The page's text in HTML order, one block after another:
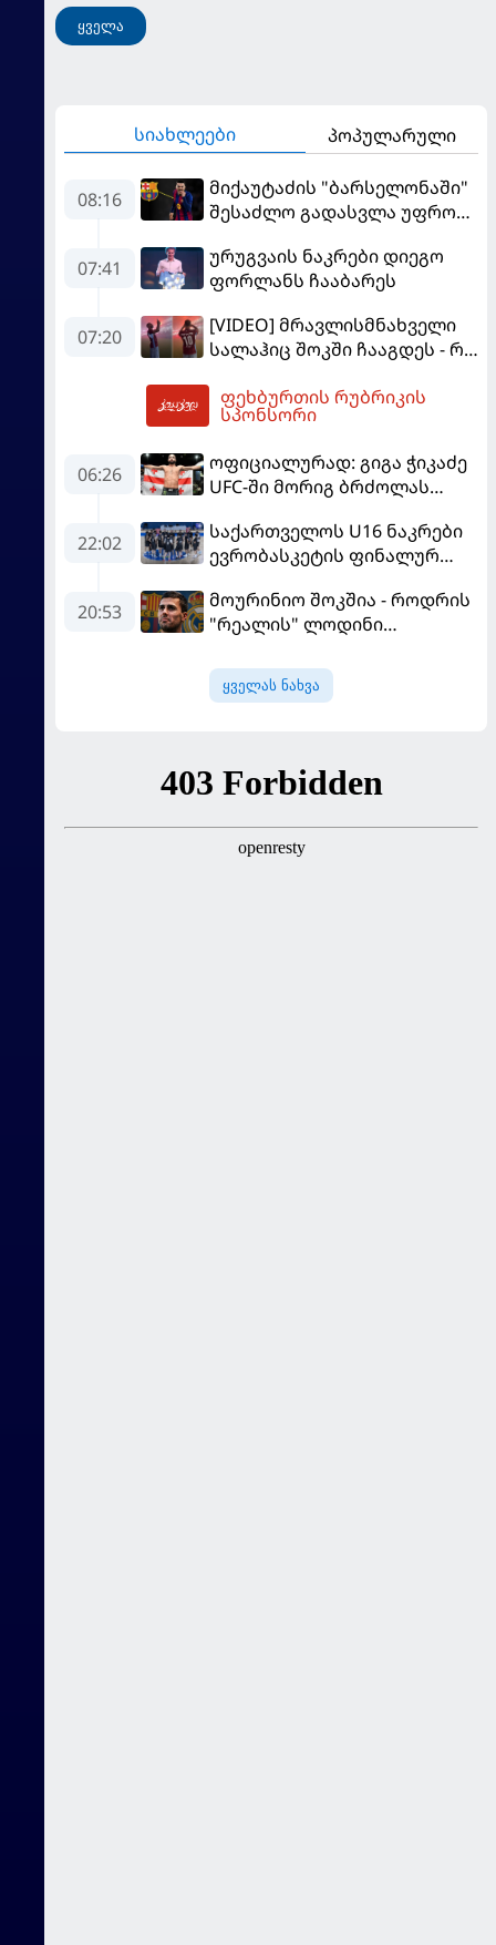
ყველა
სიახლეები პოპულარული
08:16
მიქაუტაძის "ბარსელონაში"
შესაძლო გადასვლა უფრო
ესაუბრა ქართველი
კატალონიელთა მთავარ
07:41
ურუგვაის ნაკრები დიეგო
ფორლანს ჩააბარეს
07:20
[VIDEO] მრავლისმნახველი
სალაჰიც შოკში ჩააგდეს - რა
ეგვიპტელი ფეხბურთელის
წარდგენისას
ფეხბურთის რუბრიკის
სპონსორი
06:26
ოფიციალურად: გიგა ჭიკაძე
UFC-ში მორიგ ბრძოლას
22:02
საქართველოს U16 ნაკრები
ევრობასკეტის ფინალურ
ასპარეზობას იწყებს
20:53
მოურინიო შოკშია - როდრის
"რეალის" ლოდინი
"ბარსელონაში" გადადის
ყველას ნახვა